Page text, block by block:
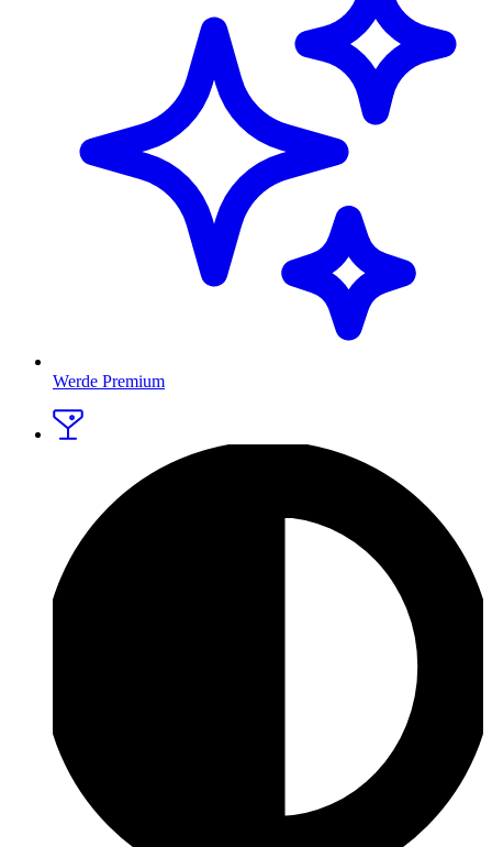
Werde Premium